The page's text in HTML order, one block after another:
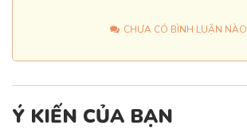
CHƯA CÓ BÌNH LUẬN NÀO
Ý KIẾN CỦA BẠN